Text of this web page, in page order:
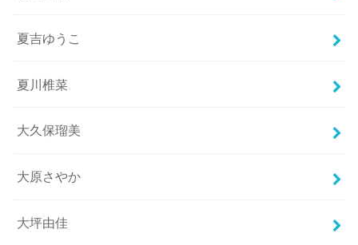
夏吉ゆうこ
夏川椎菜
大久保瑠美
大原さやか
大坪由佳